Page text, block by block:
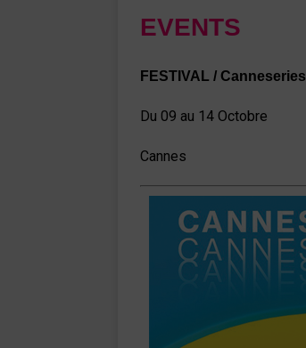
EVENTS
FESTIVAL / Canneseries
Du 09 au 14 Octobre
Cannes